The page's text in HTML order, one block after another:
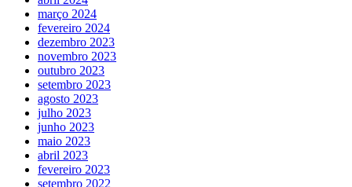
março 2024
fevereiro 2024
dezembro 2023
novembro 2023
outubro 2023
setembro 2023
agosto 2023
julho 2023
junho 2023
maio 2023
abril 2023
fevereiro 2023
setembro 2022